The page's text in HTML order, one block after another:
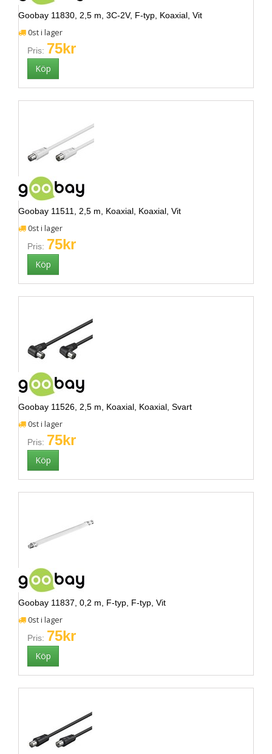
Goobay 11830, 2,5 m, 3C-2V, F-typ, Koaxial, Vit
0st i lager
Pris: 75kr
Goobay 11511, 2,5 m, Koaxial, Koaxial, Vit
0st i lager
Pris: 75kr
Goobay 11526, 2,5 m, Koaxial, Koaxial, Svart
0st i lager
Pris: 75kr
Goobay 11837, 0,2 m, F-typ, F-typ, Vit
0st i lager
Pris: 75kr